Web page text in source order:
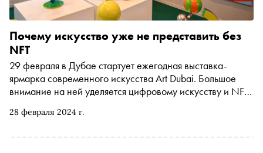
терапевтических хабов
28 февраля 2024 г.
Почему искусство уже не представить без
NFT
29 февраля в Дубае стартует ежегодная выставка-
ярмарка современного искусства Art Dubai. Большое
внимание на ней уделяется цифровому искусству и NFT:
паблик-ток, посвященный месту NFT-арта в цифровом